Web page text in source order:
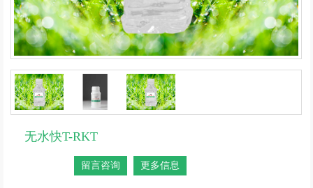
无水快T-RKT
留言咨询 更多信息